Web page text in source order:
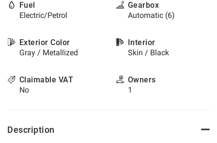
Fuel
Electric/Petrol
Gearbox
Automatic (6)
Exterior Color
Gray / Metallized
Interior
Skin / Black
Claimable VAT
No
Owners
1
Description
functioning
tools,
please
to
the
cookie
review